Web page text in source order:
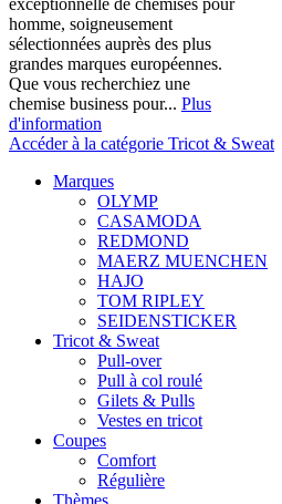
exceptionnelle de chemises pour
homme, soigneusement
sélectionnées auprès des plus
grandes marques européennes.
Que vous recherchiez une
chemise business pour... Plus
d'information
Accéder à la catégorie Tricot & Sweat
Marques
OLYMP
CASAMODA
REDMOND
MAERZ MUENCHEN
HAJO
TOM RIPLEY
SEIDENSTICKER
Tricot & Sweat
Pull-over
Pull à col roulé
Gilets & Pulls
Vestes en tricot
Coupes
Comfort
Régulière
Thèmes